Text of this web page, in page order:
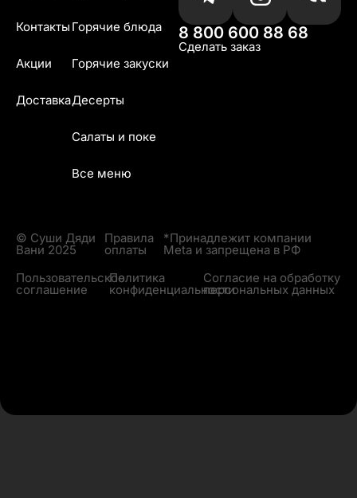
Контакты
Акции
Доставка
Горячие блюда
Горячие закуски
Десерты
Салаты и поке
Все меню
8 800 600 88 68
Сделать заказ
© Суши Дяди
Вани 2025
Правила
оплаты
*Принадлежит компании
Meta и запрещена в РФ
Пользовательское
соглашение
Политика
конфиденциальности
Согласие на обработку
персональных данных